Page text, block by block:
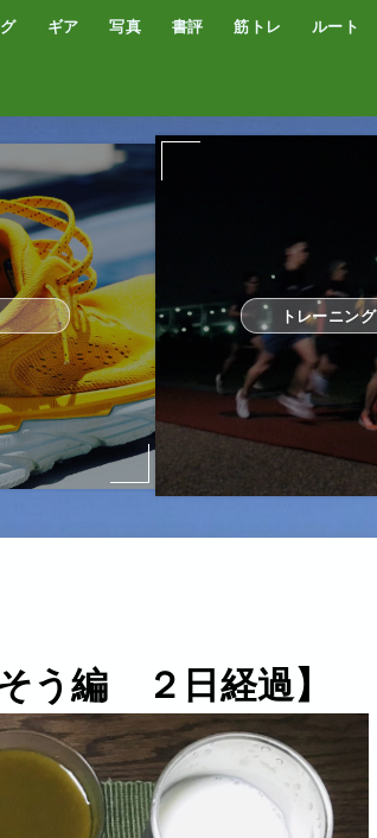
ギア 写真 書評 筋トレ ルート
トレーニング
う編 ２日経過】